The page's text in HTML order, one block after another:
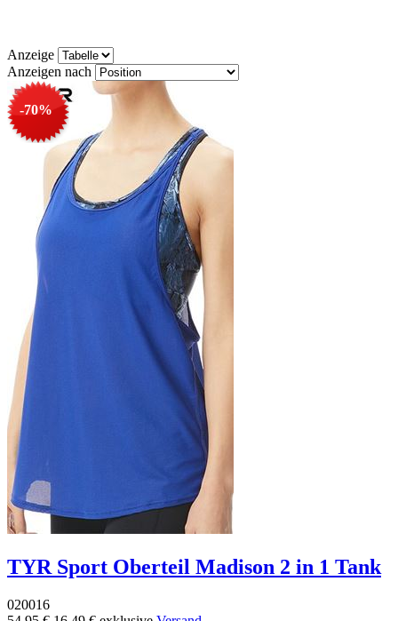
Anzeige
Anzeigen nach
-70%
TYR Sport Oberteil Madison 2 in 1 Tank
020016